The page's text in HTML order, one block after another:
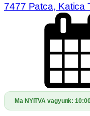
7477 Patca, Katica
Ma NYITVA vagyunk: